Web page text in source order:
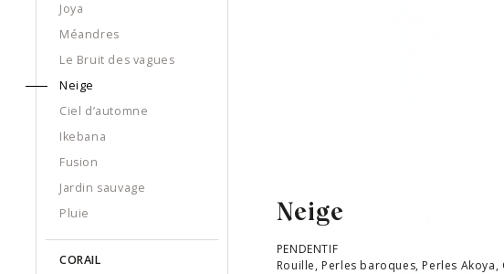
Joya
Méandres
Le Bruit des vagues
Neige
Ciel d’automne
Ikebana
Fusion
Jardin sauvage
Pluie
CORAIL
Neige
PENDENTIF
Rouille, Perles baroques, Perles Akoya,